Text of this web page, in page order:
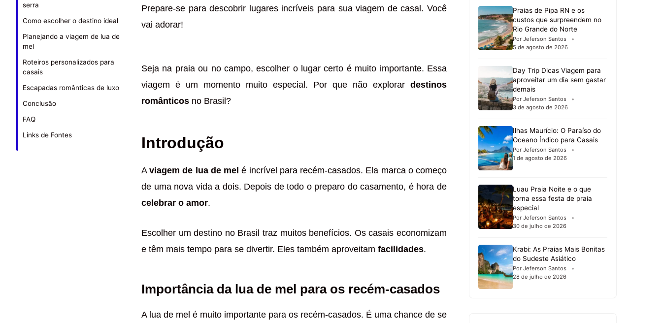
serra
Como escolher o destino ideal
Planejando a viagem de lua de
mel
Roteiros personalizados para
casais
Escapadas românticas de luxo
Conclusão
FAQ
Links de Fontes
Prepare-se para descobrir lugares incríveis para sua viagem de casal. Você
vai adorar!
Seja na praia ou no campo, escolher o lugar certo é muito importante. Essa
viagem é um momento muito especial. Por que não explorar destinos
românticos no Brasil?
Introdução
Aviagem de lua de mel é incrível para recém-casados. Ela marca o começo
de uma nova vida a dois. Depois de todo o preparo do casamento, é hora de
celebrar o amor.
Escolher um destino no Brasil traz muitos benefícios. Os casais economizam
e têm mais tempo para se divertir. Eles também aproveitam facilidades.
Importância da lua de mel para os recém-casados
A lua de mel é muito importante para os recém-casados. É uma chance de se
Praias de Pipa RN e os
custos que surpreendem no
Rio Grande do Norte
Por Jeferson Santos
5 de agosto de 2026
Day Trip Dicas Viagem para
aproveitar um dia sem gastar
demais
Por Jeferson Santos
3 de agosto de 2026
Ilhas Maurício: O Paraíso do
Oceano Índico para Casais
Por Jeferson Santos
1 de agosto de 2026
Luau Praia Noite e o que
torna essa festa de praia
especial
Por Jeferson Santos
30 de julho de 2026
Krabi: As Praias Mais Bonitas
do Sudeste Asiático
Por Jeferson Santos
28 de julho de 2026